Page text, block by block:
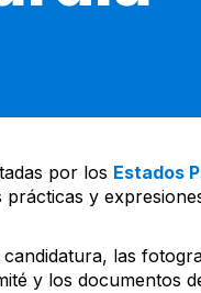
por los Estados
y
las
y los documentos